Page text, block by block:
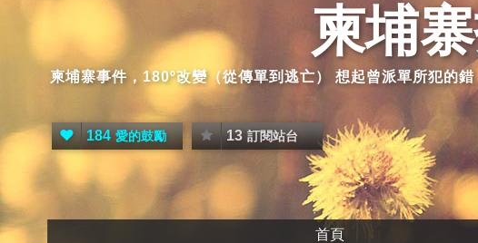
柬埔
柬埔寨事件，180º改變（從傳單到逃亡） 想起曾派單所犯的
184 愛的鼓勵 13 訂閱站台
首頁